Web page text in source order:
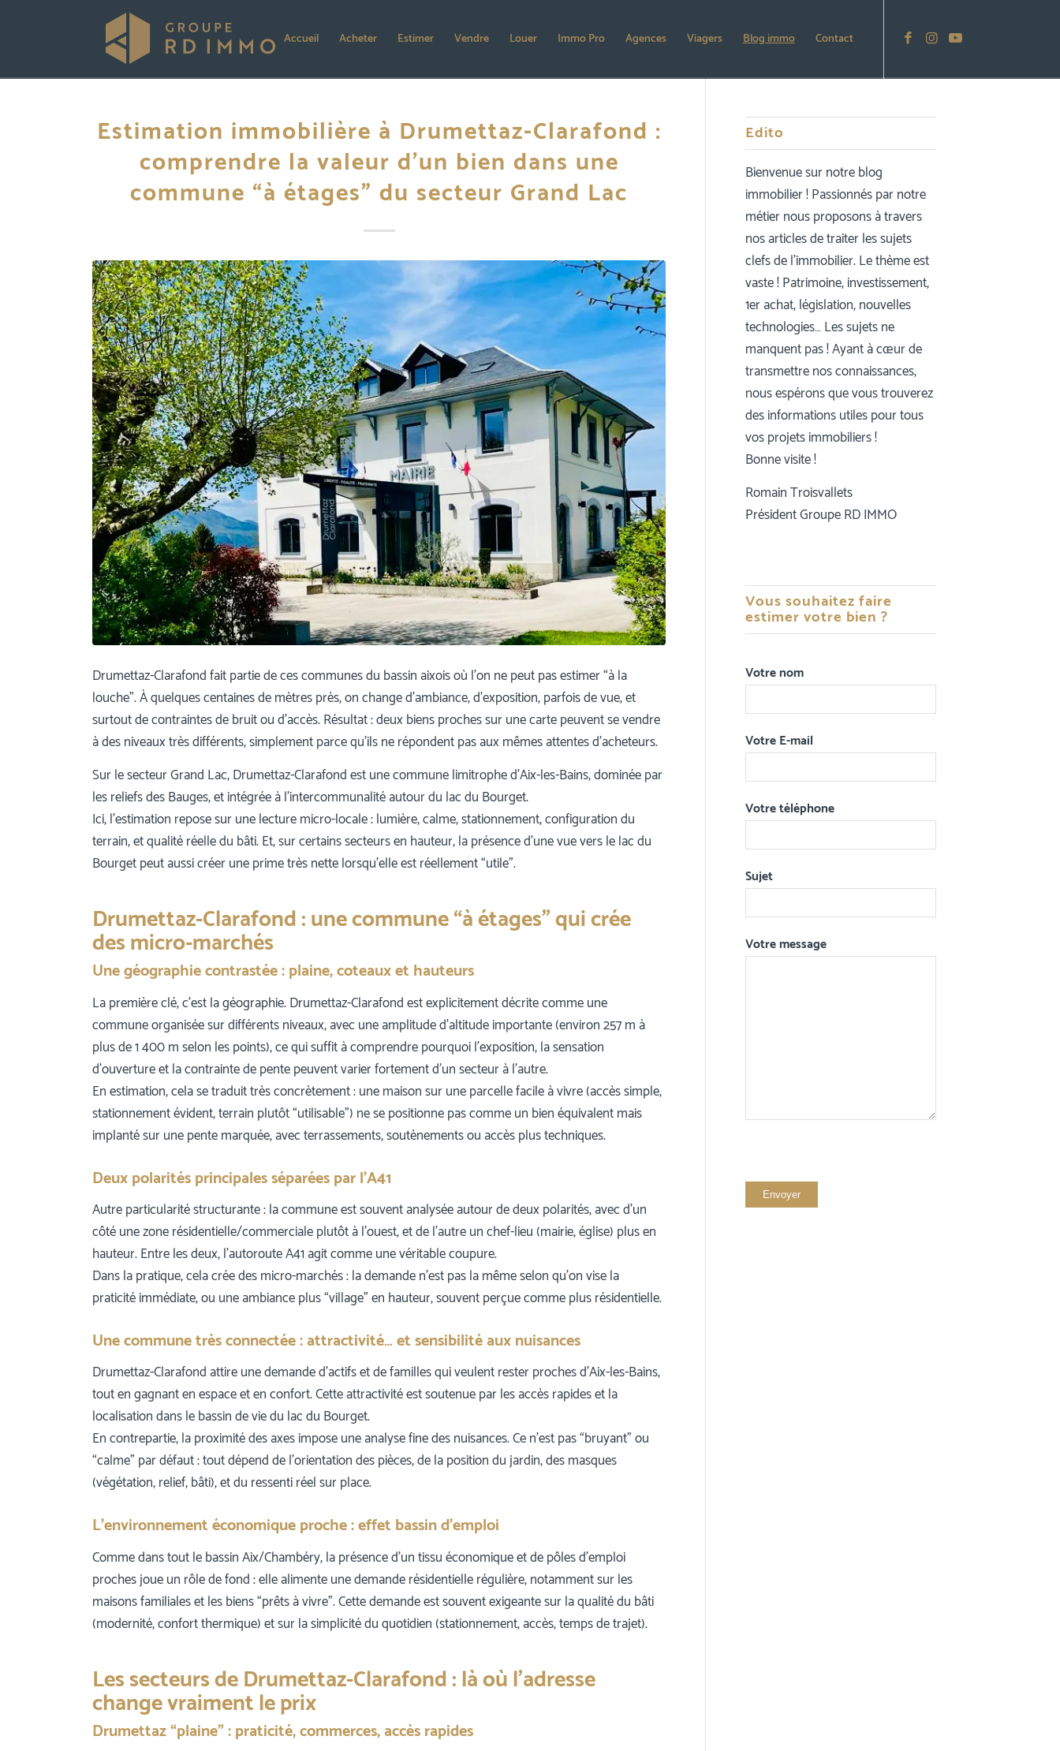
Accueil Acheter Estimer Vendre Louer Immo Pro Agences Viagers Blog immo Contact
Estimation immobilière à Drumettaz-Clarafond :
comprendre la valeur d’un bien dans une
commune “à étages” du secteur Grand Lac
Drumettaz-Clarafond fait partie de ces communes du bassin aixois où l’on ne peut pas estimer “à la
louche”. À quelques centaines de mètres près, on change d’ambiance, d’exposition, parfois de vue, et
surtout de contraintes de bruit ou d’accès. Résultat : deux biens proches sur une carte peuvent se vendre
à des niveaux très différents, simplement parce qu’ils ne répondent pas aux mêmes attentes d’acheteurs.
Sur le secteur Grand Lac, Drumettaz-Clarafond est une commune limitrophe d’Aix-les-Bains, dominée par
les reliefs des Bauges, et intégrée à l’intercommunalité autour du lac du Bourget.
Ici, l’estimation repose sur une lecture micro-locale : lumière, calme, stationnement, configuration du
terrain, et qualité réelle du bâti. Et, sur certains secteurs en hauteur, la présence d’une vue vers le lac du
Bourget peut aussi créer une prime très nette lorsqu’elle est réellement “utile”.
Drumettaz-Clarafond : une commune “à étages” qui crée
des micro-marchés
Une géographie contrastée : plaine, coteaux et hauteurs
La première clé, c’est la géographie. Drumettaz-Clarafond est explicitement décrite comme une
commune organisée sur différents niveaux, avec une amplitude d’altitude importante (environ 257 m à
plus de 1 400 m selon les points), ce qui suffit à comprendre pourquoi l’exposition, la sensation
d’ouverture et la contrainte de pente peuvent varier fortement d’un secteur à l’autre.
En estimation, cela se traduit très concrètement : une maison sur une parcelle facile à vivre (accès simple,
stationnement évident, terrain plutôt “utilisable”) ne se positionne pas comme un bien équivalent mais
implanté sur une pente marquée, avec terrassements, soutènements ou accès plus techniques.
Deux polarités principales séparées par l’A41
Autre particularité structurante : la commune est souvent analysée autour de deux polarités, avec d’un
côté une zone résidentielle/commerciale plutôt à l’ouest, et de l’autre un chef-lieu (mairie, église) plus en
hauteur. Entre les deux, l’autoroute A41 agit comme une véritable coupure.
Dans la pratique, cela crée des micro-marchés : la demande n’est pas la même selon qu’on vise la
praticité immédiate, ou une ambiance plus “village” en hauteur, souvent perçue comme plus résidentielle.
Une commune très connectée : attractivité… et sensibilité aux nuisances
Drumettaz-Clarafond attire une demande d’actifs et de familles qui veulent rester proches d’Aix-les-Bains,
tout en gagnant en espace et en confort. Cette attractivité est soutenue par les accès rapides et la
localisation dans le bassin de vie du lac du Bourget.
En contrepartie, la proximité des axes impose une analyse fine des nuisances. Ce n’est pas “bruyant” ou
“calme” par défaut : tout dépend de l’orientation des pièces, de la position du jardin, des masques
(végétation, relief, bâti), et du ressenti réel sur place.
L’environnement économique proche : effet bassin d’emploi
Comme dans tout le bassin Aix/Chambéry, la présence d’un tissu économique et de pôles d’emploi
proches joue un rôle de fond : elle alimente une demande résidentielle régulière, notamment sur les
maisons familiales et les biens “prêts à vivre”. Cette demande est souvent exigeante sur la qualité du bâti
(modernité, confort thermique) et sur la simplicité du quotidien (stationnement, accès, temps de trajet).
Les secteurs de Drumettaz-Clarafond : là où l’adresse
change vraiment le prix
Drumettaz “plaine” : praticité, commerces, accès rapides
Edito
Bienvenue sur notre blog
immobilier ! Passionnés par notre
métier nous proposons à travers
nos articles de traiter les sujets
clefs de l’immobilier. Le thème est
vaste ! Patrimoine, investissement,
1er achat, législation, nouvelles
technologies… Les sujets ne
manquent pas ! Ayant à cœur de
transmettre nos connaissances,
nous espérons que vous trouverez
des informations utiles pour tous
vos projets immobiliers !
Bonne visite !
Romain Troisvallets
Président Groupe RD IMMO
Vous souhaitez faire
estimer votre bien ?
Votre nom
Votre E-mail
Votre téléphone
Sujet
Votre message